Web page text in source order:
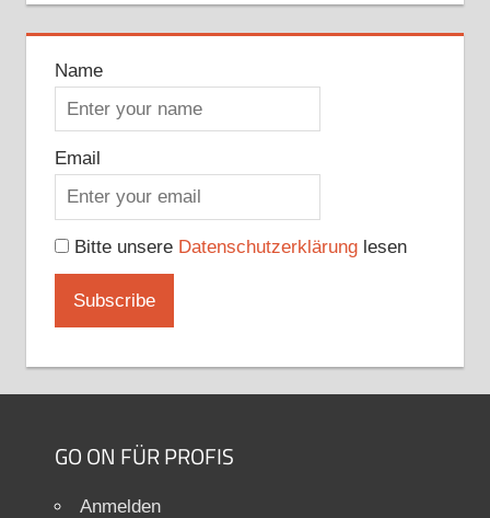
Name
Email
Bitte unsere Datenschutzerklärunglesen
GO ON FÜR PROFIS
Anmelden